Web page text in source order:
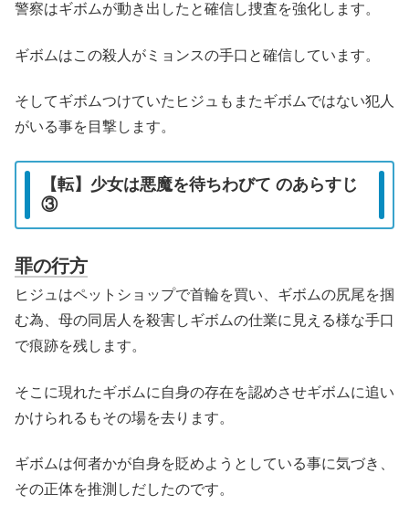
警察はギボムが動き出したと確信し捜査を強化します。
ギボムはこの殺人がミョンスの手口と確信しています。
そしてギボムつけていたヒジュもまたギボムではない犯人
がいる事を目撃します。
【転】少女は悪魔を待ちわびて のあらすじ
③
罪の行方
ヒジュはペットショップで首輪を買い、ギボムの尻尾を掴
む為、母の同居人を殺害しギボムの仕業に見える様な手口
で痕跡を残します。
そこに現れたギボムに自身の存在を認めさせギボムに追い
かけられるもその場を去ります。
ギボムは何者かが自身を貶めようとしている事に気づき、
その正体を推測しだしたのです。